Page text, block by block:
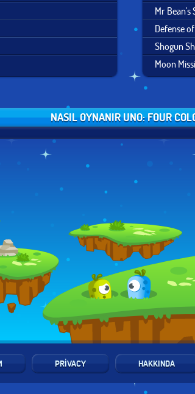
Mr
Defense
Shogun
Moon
NASIL OYNANIR UNO: FOUR
PRIVACY HAKKINDA